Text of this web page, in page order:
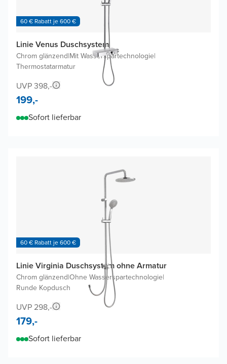
60 € Rabatt je 600 €
Linie Venus Duschsystem
Chrom glänzend|Mit Wasserspartechnologie|
Thermostatarmatur
UVP 398,-
199,-
Sofort lieferbar
60 € Rabatt je 600 €
Linie Virginia Duschsystem ohne Armatur
Chrom glänzend|Ohne Wasserspartechnologie|
Runde Kopdusch
UVP 298,-
179,-
Sofort lieferbar